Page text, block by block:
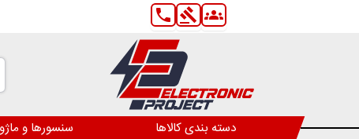
phone gavel groups
دسته بندی کالاها سنسورها و